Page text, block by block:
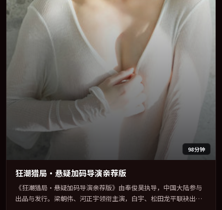
98分钟
狂潮猎局·悬疑加码导演亲荐版
《狂潮猎局·悬疑加码导演亲荐版》由奉俊昊执导，中国大陆参与
出品与发行。梁朝伟、河正宇领衔主演，白宇、松田龙平联袂出